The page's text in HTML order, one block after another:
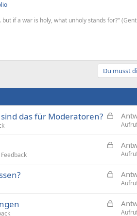
but if a war is holy, what unholy stands for?"
Du musst
G
s
p
r
r
das für Moderatoren?
G
s
p
r
r
G
s
pG